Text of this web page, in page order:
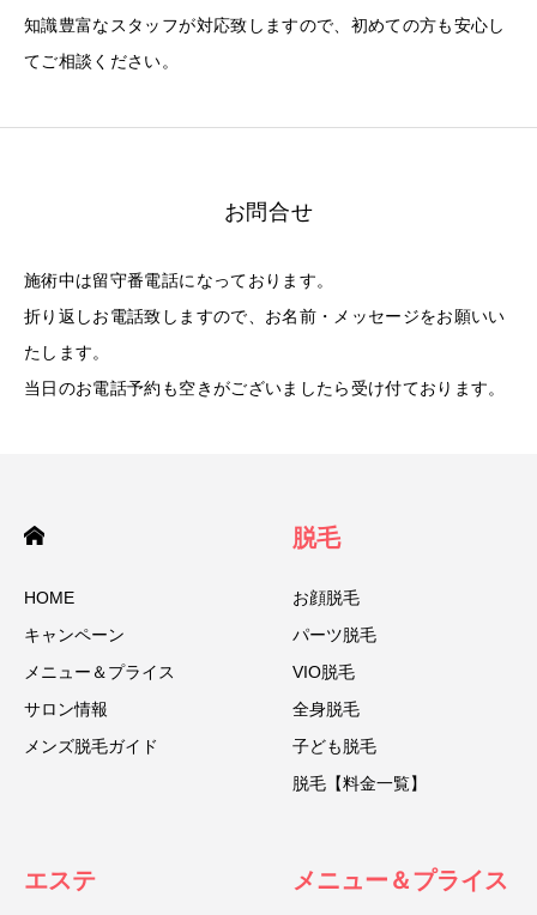
知識豊富なスタッフが対応致しますので、初めての方も安心し
てご相談ください。
お問合せ
施術中は留守番電話になっております。
折り返しお電話致しますので、お名前・メッセージをお願いい
たします。
当日のお電話予約も空きがございましたら受け付ております。
HOME
キャンペーン
メニュー＆プライス
サロン情報
メンズ脱毛ガイド
脱毛
お顔脱毛
パーツ脱毛
VIO脱毛
全身脱毛
子ども脱毛
脱毛【料金一覧】
エステ メニュー＆プライス